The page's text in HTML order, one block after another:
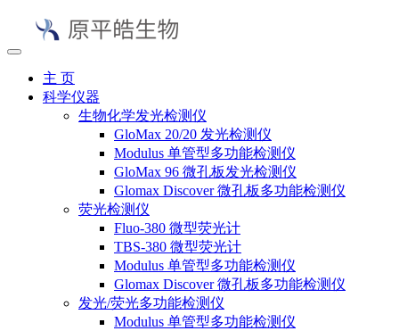
主 页
科学仪器
生物化学发光检测仪
GloMax 20/20 发光检测仪
Modulus 单管型多功能检测仪
GloMax 96 微孔板发光检测仪
Glomax Discover 微孔板多功能检测仪
荧光检测仪
Fluo-380 微型荧光计
TBS-380 微型荧光计
Modulus 单管型多功能检测仪
Glomax Discover 微孔板多功能检测仪
发光/荧光多功能检测仪
Modulus 单管型多功能检测仪